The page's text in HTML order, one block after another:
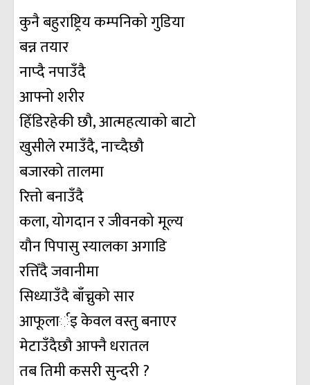
कुनै बहुराष्ट्रिय कम्पनिको गुडिया
बन्न तयार
नाप्दै नपाउँदै
आफ्नो शरीर
हिँडिरहेकी छौ, आत्महत्याको बाटो
खुसीले रमाउँदै, नाच्दैछौ
बजारको तालमा
रित्तो बनाउँदै
कला, योगदान र जीवनको मूल्य
यौन पिपासु स्यालका अगाडि
रत्तिँदै जवानीमा
सिध्याउँदै बाँच्नुको सार
आफूलार्इ केवल वस्तु बनाएर
मेटाउँदैछौ आफ्नै धरातल
तब तिमी कसरी सुन्दरी ?